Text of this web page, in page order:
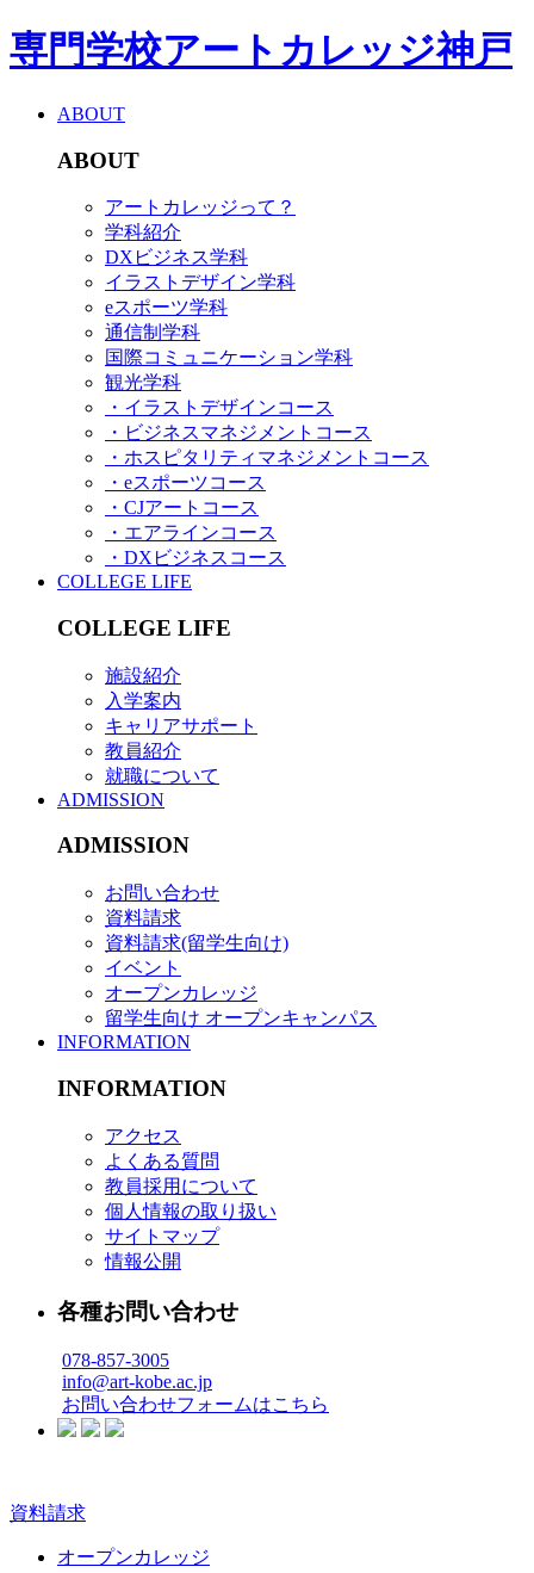
専門学校アートカレッジ神戸
ABOUT
ABOUT
アートカレッジって？
学科紹介
DXビジネス学科
イラストデザイン学科
eスポーツ学科
通信制学科
国際コミュニケーション学科
観光学科
・イラストデザインコース
・ビジネスマネジメントコース
・ホスピタリティマネジメントコース
・eスポーツコース
・CJアートコース
・エアラインコース
・DXビジネスコース
COLLEGE LIFE
COLLEGE LIFE
施設紹介
入学案内
キャリアサポート
教員紹介
就職について
ADMISSION
ADMISSION
お問い合わせ
資料請求
資料請求(留学生向け)
イベント
オープンカレッジ
留学生向け オープンキャンパス
INFORMATION
INFORMATION
アクセス
よくある質問
教員採用について
個人情報の取り扱い
サイトマップ
情報公開
各種お問い合わせ
078-857-3005
info@art-kobe.ac.jp
お問い合わせフォームはこちら
資料請求
オープンカレッジ